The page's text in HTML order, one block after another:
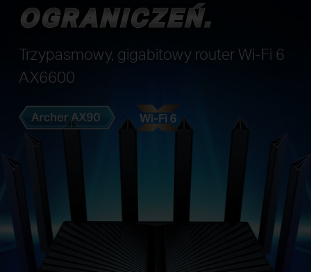
OGRANICZEŃ.
OGRANICZEŃ.
Trzypasmowy, gigabitowy router Wi-Fi 6
AX6600